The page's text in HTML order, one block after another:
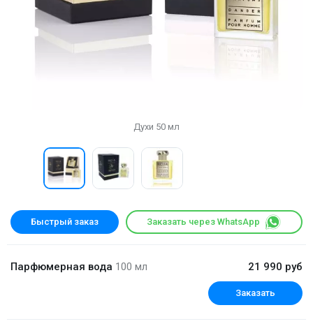
Духи 50 мл
Быстрый заказ Заказать через WhatsApp
Парфюмерная вода 100 мл 21 990 руб
Заказать